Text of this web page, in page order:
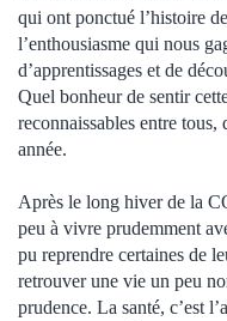
qui ont ponctué l’histoire
l’enthousiasme qui nous
d’apprentissages et de
Quel bonheur de sentir
reconnaissables entre
année.
Après le long hiver de la
peu à vivre prudemment
pu reprendre certaines de
retrouver une vie un peu
prudence. La santé, c’est